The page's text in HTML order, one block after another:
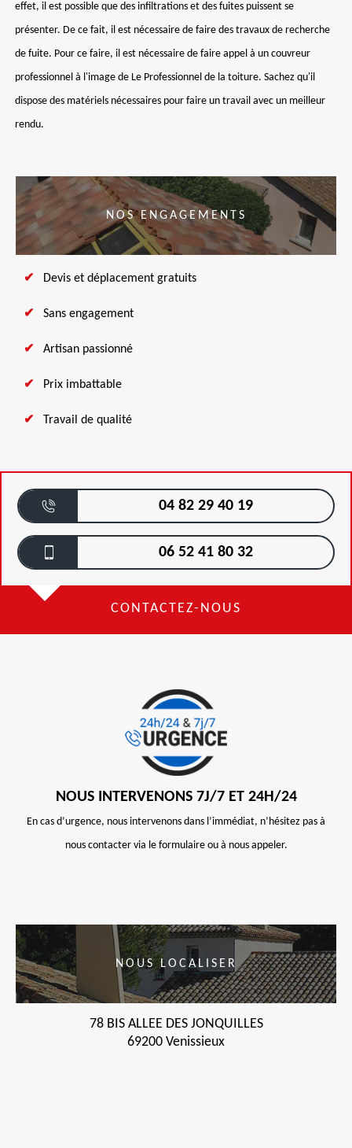
effet, il est possible que des infiltrations et des fuites puissent se
présenter. De ce fait, il est nécessaire de faire des travaux de recherche
de fuite. Pour ce faire, il est nécessaire de faire appel à un couvreur
professionnel à l'image de Le Professionnel de la toiture. Sachez qu'il
dispose des matériels nécessaires pour faire un travail avec un meilleur
rendu.
NOS ENGAGEMENTS
Devis et déplacement gratuits
Sans engagement
Artisan passionné
Prix imbattable
Travail de qualité
04 82 29 40 19
06 52 41 80 32
CONTACTEZ-NOUS
NOUS INTERVENONS 7J/7 ET 24H/24
En cas d’urgence, nous intervenons dans l’immédiat, n’hésitez pas à
nous contacter via le formulaire ou à nous appeler.
NOUS LOCALISER
78 BIS ALLEE DES JONQUILLES
69200 Venissieux